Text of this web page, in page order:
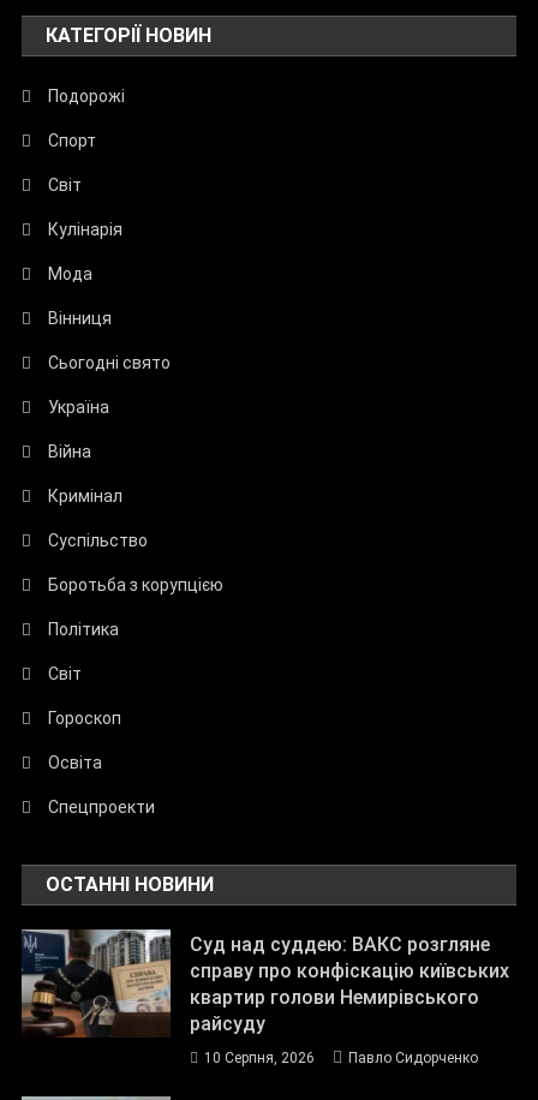
КАТЕГОРІЇ НОВИН
Подорожі
Спорт
Світ
Кулінарія
Мода
Вінниця
Сьогодні свято
Україна
Війна
Кримінал
Суспільство
Боротьба з корупцією
Політика
Світ
Гороскоп
Освіта
Спецпроекти
ОСТАННІ НОВИНИ
Суд над суддею: ВАКС розгляне
справу про конфіскацію київських
квартир голови Немирівського
райсуду
10 Серпня, 2026 Павло Сидорченко